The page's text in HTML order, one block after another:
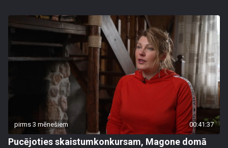
pirms 3 mēnešiem 00:41:37
Pucējoties skaistumkonkursam, Magone domā